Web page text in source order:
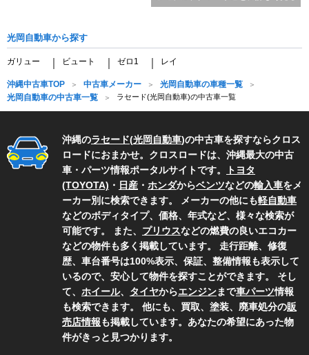
光岡自動車から探す
ガリュー ビュート ゼロ1 レイ
沖縄中古車TOP 中古車メーカー
光岡自動車の車種一覧
光岡自動車の中古車一覧
ラセード(光岡自動車)の中古車一覧
沖縄のラセード(光岡自動車)の中古車を探すならクロス
ロードにおまかせ。クロスロードは、沖縄最大の中古
車・パーツ情報ポータルサイトです。
トヨタ
(TOYOTA) ・ 日産 ・ ホンダからベンツなどの輸入車をメ
ーカー別に検索できます。 メーカーの他にも軽自動車
などのボディタイプ、価格、年式など、様々な検索が
可能です。 また、 プリウスなどの燃費の良いエコカー
などの物件も多く掲載しています。 走行距離、修復
歴、車台番号は100%表示、保証、整備情報も表示して
いるので、安心して物件を探すことができます。 そし
て、 ホイール、 タイヤからエンジンまで車パーツ情報
も検索できます。 他にも、買取、塗装、廃車処分の販
売店情報も掲載しています。あなたの希望にあった物
件がきっと見つかります。